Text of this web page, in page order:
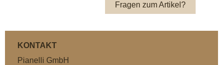
Fragen zum Artikel?
KONTAKT
Pianelli GmbH